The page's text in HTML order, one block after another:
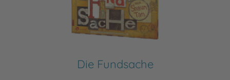
Die Fundsache